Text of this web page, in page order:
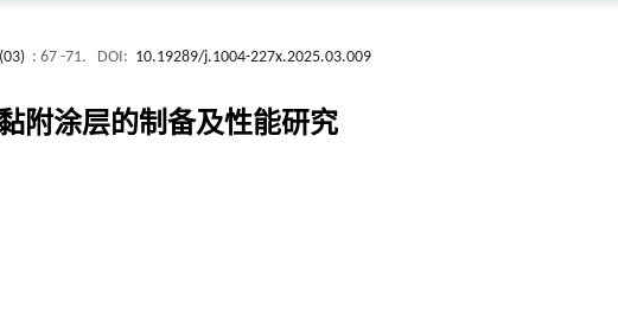
: 67 -71. DOI: 10.19289/j.1004-227x.2025.03.009
附涂层的制备及性能研究